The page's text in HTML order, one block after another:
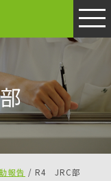
報告 / R4 JRC部